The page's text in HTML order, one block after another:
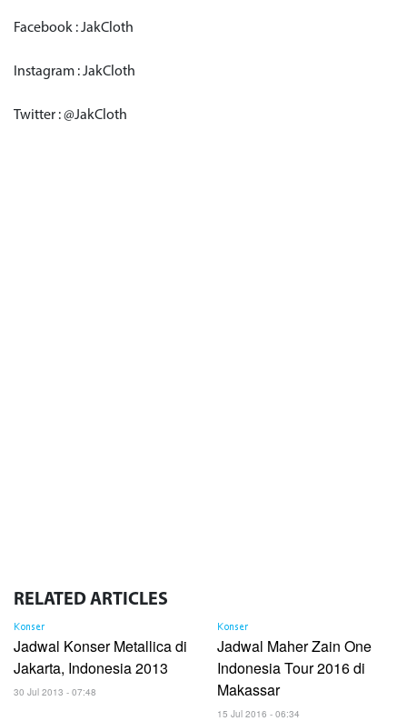
Facebook : JakCloth
Instagram : JakCloth
Twitter : @JakCloth
RELATED ARTICLES
Konser
Jadwal Konser Metallica di
Jakarta, Indonesia 2013
30 Jul 2013 - 07:48
Konser
Jadwal Maher Zain One
Indonesia Tour 2016 di
Makassar
15 Jul 2016 - 06:34